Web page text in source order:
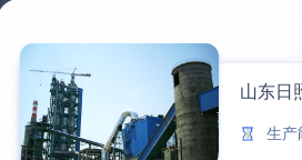
山东日
生产